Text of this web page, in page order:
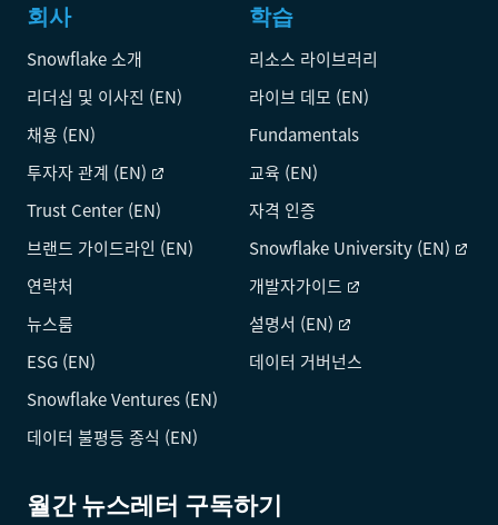
월간 뉴스레터 구독하기
회사
Snowflake 소개
리더십 및 이사진 (EN)
채용 (EN)
투자자 관계 (EN)
Trust Center (EN)
브랜드 가이드라인 (EN)
연락처
뉴스룸
ESG (EN)
Snowflake Ventures (EN)
데이터 불평등 종식 (EN)
학습
리소스 라이브러리
라이브 데모 (EN)
Fundamentals
교육 (EN)
자격 인증
Snowflake University (EN)
개발자가이드
설명서 (EN)
데이터 거버넌스